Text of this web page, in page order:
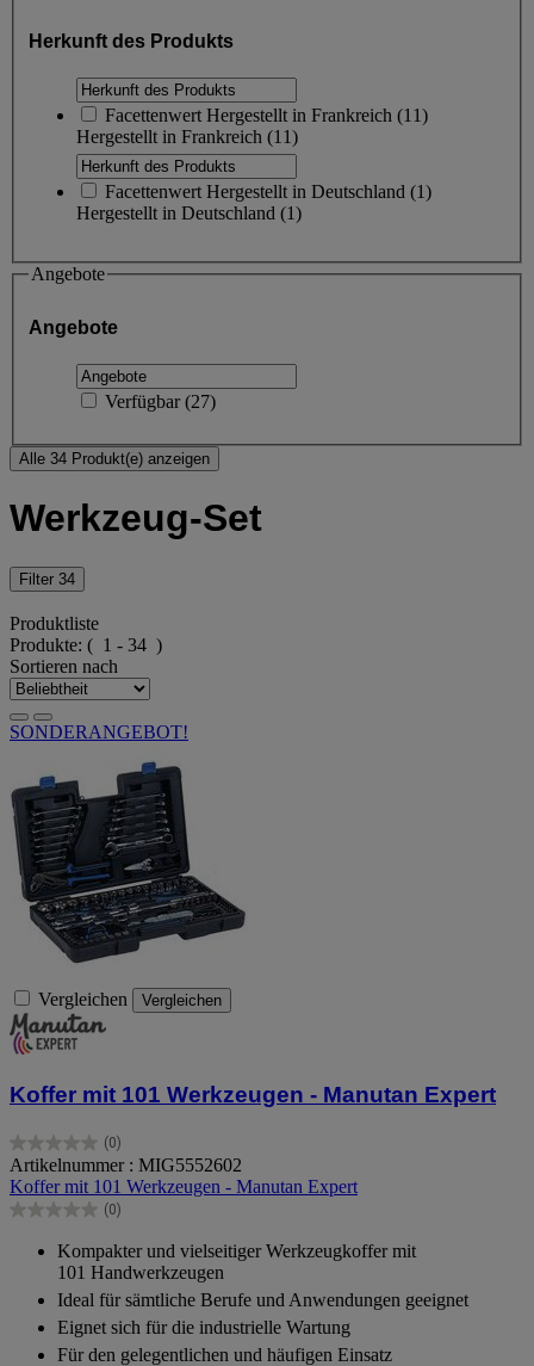
Herkunft des Produkts
Facettenwert Hergestellt in Frankreich (11)
Hergestellt in Frankreich (11)
Facettenwert Hergestellt in Deutschland (1)
Hergestellt in Deutschland (1)
Angebote
Angebote
Verfügbar(27)
Alle 34 Produkt(e) anzeigen
Werkzeug-Set
Filter 34
Produktliste
Produkte: ( 1 - 34 )
Sortieren nach
SONDERANGEBOT!
Vergleichen Vergleichen
Koffer mit 101 Werkzeugen - Manutan Expert
(0)
0.0
von
5
Sternen.
Artikelnummer : MIG5552602
Koffer mit 101 Werkzeugen - Manutan Expert
(0)
0.0
Sternen.
Kompakter und vielseitiger Werkzeugkoffer mit
101 Handwerkzeugen
Ideal für sämtliche Berufe und Anwendungen geeignet
Eignet sich für die industrielle Wartung
Für den gelegentlichen und häufigen Einsatz